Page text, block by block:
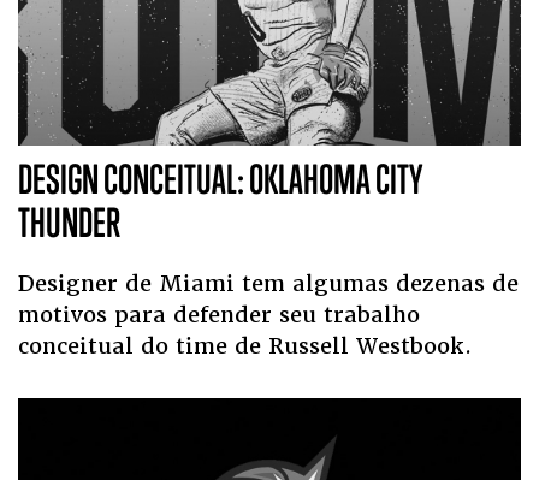
DESIGN CONCEITUAL: OKLAHOMA CITY
THUNDER
Designer de Miami tem algumas dezenas de
motivos para defender seu trabalho
conceitual do time de Russell Westbook.